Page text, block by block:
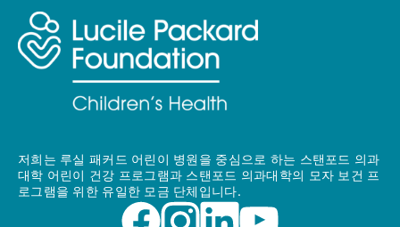
저희는 루실 패커드 어린이 병원을 중심으로 하는 스탠포드 의과
대학 어린이 건강 프로그램과 스탠포드 의과대학의 모자 보건 프
로그램을 위한 유일한 모금 단체입니다.